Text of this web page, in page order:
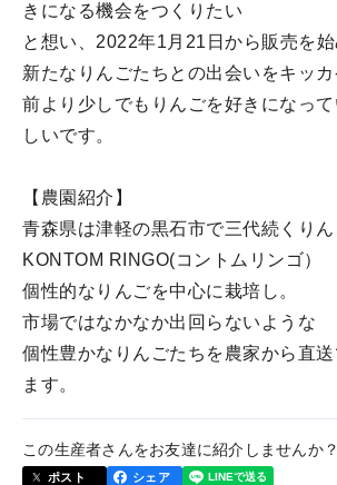
きになる機会をつくりたい
と想い、2022年1月21日から販売を始
新たなりんごたちとの出会いをキッカ
前より少しでもりんごを好きになっ
しいです。
【農園紹介】
青森県は津軽の黒石市で三代続くりん
KONTOM RINGO(コントムリンゴ）
個性的なりんごを中心に栽培し。
市場ではなかなか出回らないような
個性豊かなりんごたちを農家から直
ます。
この生産者さんをお友達に紹介しませんか？
ポスト シェア